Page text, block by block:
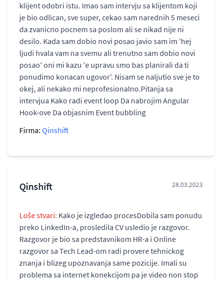
klijent odobri istu. Imao sam intervju sa klijentom koji
je bio odlican, sve super, cekao sam narednih 5 meseci
da zvanicno pocnem sa poslom ali se nikad nije ni
desilo. Kada sam dobio novi posao javio sam im 'hej
ljudi hvala vam na svemu ali trenutno sam dobio novi
posao' oni mi kazu 'e upravu smo bas planirali da ti
ponudimo konacan ugovor'. Nisam se naljutio sve je to
okej, ali nekako mi neprofesionalno.Pitanja sa
intervjua Kako radi event loop Da nabrojim Angular
Hook-ove Da objasnim Event bubbling
Firma: Qinshift
Qinshift 28.03.2023
Loše stvari: Kako je izgledao procesDobila sam ponudu
preko LinkedIn-a, prosledila CV usledio je razgovor.
Razgovor je bio sa predstavnikom HR-a i Online
razgovor sa Tech Lead-om radi provere tehnickog
znanja i blizeg upoznavanja same pozicije. Imali su
problema sa internet konekcijom pa je video non stop